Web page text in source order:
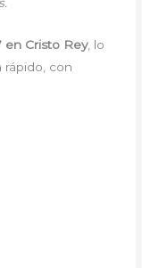
Cristo Rey, lo
rápido, con